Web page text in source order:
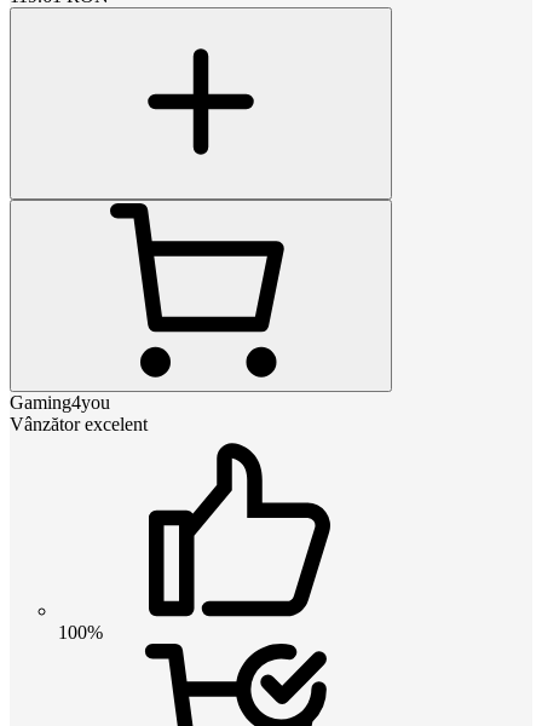
Gaming4you
Vânzător excelent
100%